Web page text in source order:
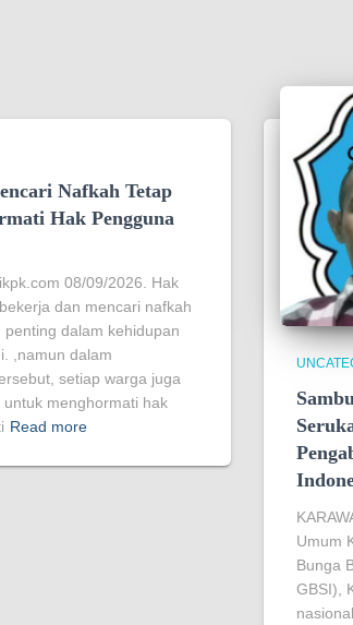
Nafkah Tetap
Hak Pengguna
08/09/2026. Hak
dan mencari nafkah
dalam kehidupan
,namun dalam
setiap warga juga
untuk menghormati hak
Read more
Umum
Bunga
GBSI),